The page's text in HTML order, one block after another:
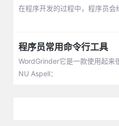
在程序开发的过程中，程序员会
程序员常用命令行工具
WordGrinder它是一款使用起来
NU Aspell：